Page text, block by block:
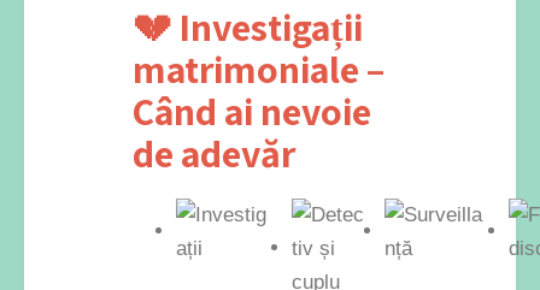
💔 Investigații
matrimoniale –
Când ai nevoie
de adevăr